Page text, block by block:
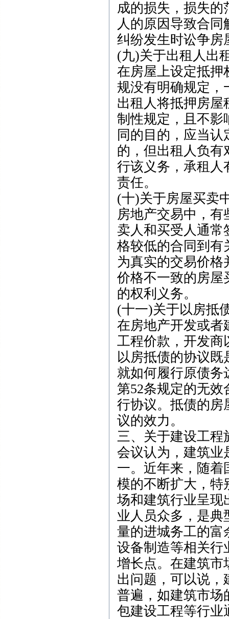
成的损失，损失
人的原因导致合
纠纷发生时讼争房
(九)关于出租人出
在房屋上设定抵押
规没有明确规定，
出租人将抵押房屋
制性规定，且不影
同的目的，应当
的，但出租人负有
行该义务，承租人
责任。
(十)关于房屋买卖
房地产交易中，
卖人和买受人通常
格较低的合同到有
为真实的交易价
价格不一致的房屋
的权利义务。
(十一)关于以房抵
在房地产开发或者
工程价款，开发商
以房抵债的协议
就如何履行原债务
第52条规定的无
行协议。抵债的房
议的效力。
三、关于建设工程
会议认为，建筑业
一。近年来，随着
模的不断扩大，特
场和建筑行业呈现
业人员众多，是典
量的进城务工的富
设备制造等相关行
增长点。在建筑市
出问题，可以说，
普遍，如建筑市场
包建设工程等行业